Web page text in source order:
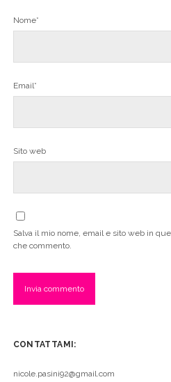
Nome*
Email*
Sito web
Salva il mio nome, email e sito web in
che commento.
CONTATTAMI:
nicole.pasini92@gmail.com